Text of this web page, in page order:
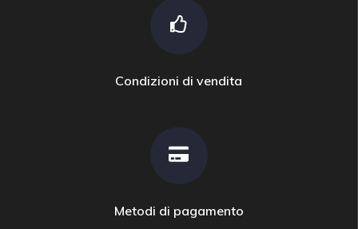
Condizioni di vendita
Metodi di pagamento